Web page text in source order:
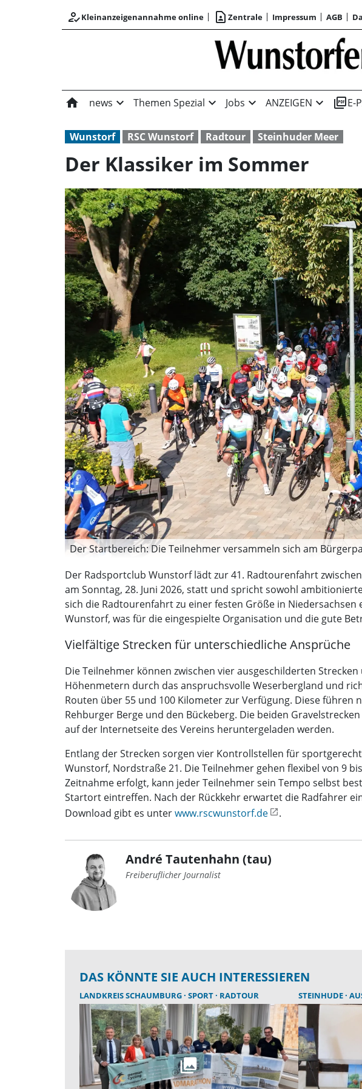
how_to_regKleinanzeigenannahme online contact_page Zentrale Impressum AGB
home news expand_more Themen Spezial expand_more Jobs expand_more ANZEIGEN expand_more picture_as_pdfE-
Wunstorf RSC Wunstorf Radtour Steinhuder Meer
Der Klassiker im Sommer
Der Startbereich: Die Teilnehmer versammeln sich am
Der Radsportclub Wunstorf lädt zur 41. Radtourenfahrt
am Sonntag, 28. Juni 2026, statt und spricht sowohl
sich die Radtourenfahrt zu einer festen Größe in
Wunstorf, was für die eingespielte Organisation und die gute
Vielfältige Strecken für unterschiedliche Ansprüche
Die Teilnehmer können zwischen vier ausgeschilderten
Höhenmetern durch das anspruchsvolle Weserbergland und
Routen über 55 und 100 Kilometer zur Verfügung. Diese
Rehburger Berge und den Bückeberg. Die beiden
auf der Internetseite des Vereins heruntergeladen werden.
Entlang der Strecken sorgen vier Kontrollstellen für
Wunstorf, Nordstraße 21. Die Teilnehmer gehen flexibel von 9
Zeitnahme erfolgt, kann jeder Teilnehmer sein Tempo selbst
Startort eintreffen. Nach der Rückkehr erwartet die Radfahrer
Download gibt es unterwww.rscwunstorf.de .
André Tautenhahn (tau)
Freiberuflicher Journalist
DAS KÖNNTE SIE AUCH INTERESSIEREN
LANDKREIS SCHAUMBURG SPORT RADTOUR STEINHUDE